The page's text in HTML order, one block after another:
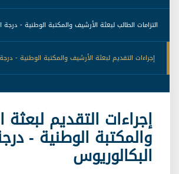
إجراءات التقديم
والمكتبة الوطنية -
البكالوريوس